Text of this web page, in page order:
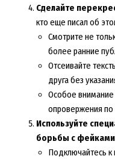
Сделайте
кто еще писал об
Смотрите не
более ранние
Отсеивайте
друга без
Особое
опровержения по
Используйте
борьбы с
Подключайтесь к